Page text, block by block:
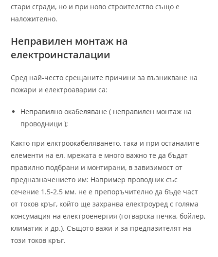
стари сгради, но и при ново строителство също е
наложително.
Неправилен монтаж на
електроинсталации
Сред най-често срещаните причини за възникване на
пожари и електроаварии са:
Неправилно окабеляване ( неправилен монтаж на
проводници );
Както при елктроокабеляването, така и при останалите
елементи на ел. мрежата е много важно те да бъдат
правилно подбрани и монтирани, в завизимост от
предназначението им: Например проводник със
сечение 1.5-2.5 мм. не е препоръчително да бъде част
от токов кръг, който ще захранва електроуред с голяма
консумация на електроенергия (готварска печка, бойлер,
климатик и др.). Същото важи и за предпазителят на
този токов кръг.